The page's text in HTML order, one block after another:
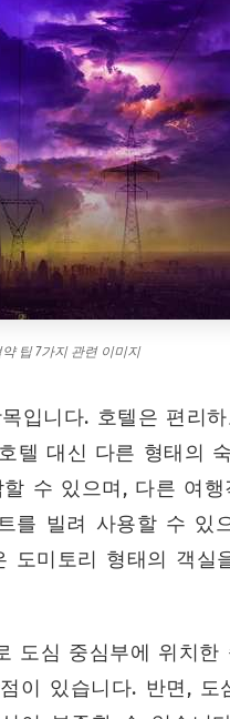
팁 7가지 관련 이미지
입니다. 호텔은 편리
텔 대신 다른 형태의
수 있으며, 다른 여
를 빌려 사용할 수 있
미토리 형태의 객실
도심 중심부에 위치
이 있습니다. 반면,